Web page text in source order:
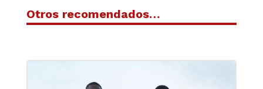
Otros recomendados…